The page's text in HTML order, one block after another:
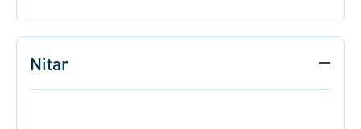
Nitar